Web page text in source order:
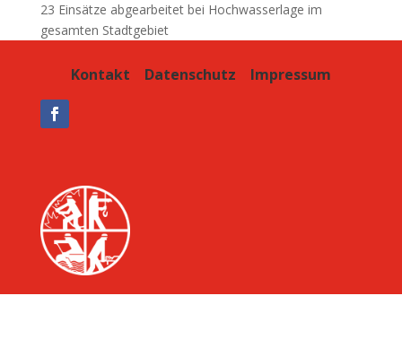
23 Einsätze abgearbeitet bei Hochwasserlage im
gesamten Stadtgebiet
Kontakt Datenschutz Impressum